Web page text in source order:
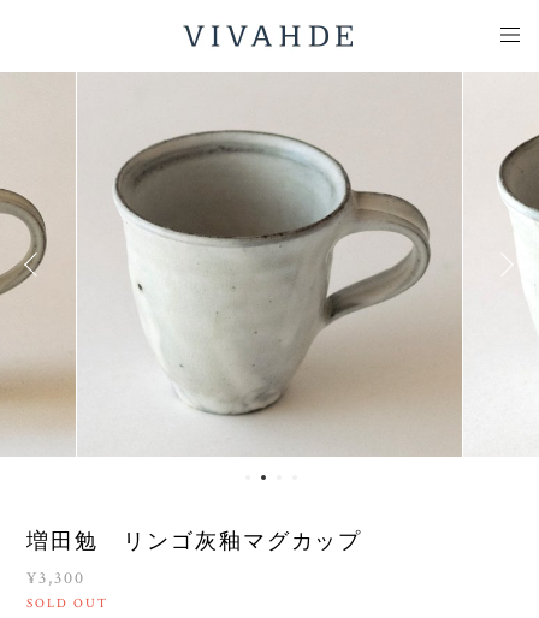
増田勉 リンゴ灰釉マグカップ
¥3,300
SOLD OUT